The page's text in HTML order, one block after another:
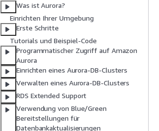
Was ist Aurora?
Einrichten Ihrer Umgebung
Erste Schritte
Tutorials und Beispiel-Code
Programmatischer Zugriff auf Amazon
Aurora
Einrichten eines Aurora-DB-Clusters
Verwalten eines Aurora-DB-Clusters
RDS Extended Support
Verwendung von Blue/Green
Bereitstellungen für
Datenbankaktualisierungen